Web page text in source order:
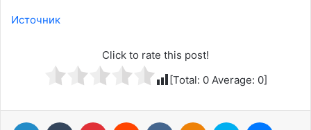
Источник
Click to rate this post!
[Total: 0Average: 0]